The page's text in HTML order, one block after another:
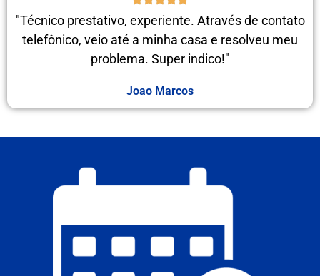
"Técnico prestativo, experiente. Através de contato
telefônico, veio até a minha casa e resolveu meu
problema. Super indico!"
Joao Marcos